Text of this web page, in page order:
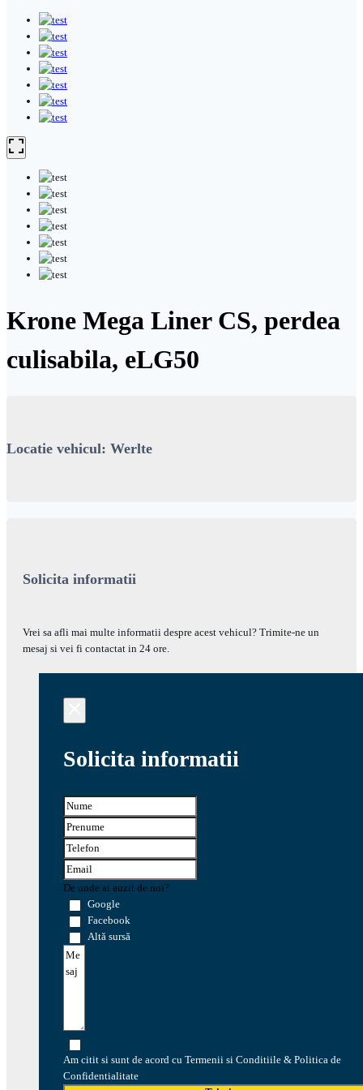
Krone Mega Liner CS, perdea
culisabila, eLG50
Locatie vehicul: Werlte
Solicita informatii
Vrei sa afli mai multe informatii despre acest vehicul? Trimite-ne un
mesaj si vei fi contactat in 24 ore.
Solicita informatii
De unde ai auzit de noi?
Google
Facebook
Altă sursă
Am citit si sunt de acord cu Termenii si Conditiile & Politica de
Confidentialitate